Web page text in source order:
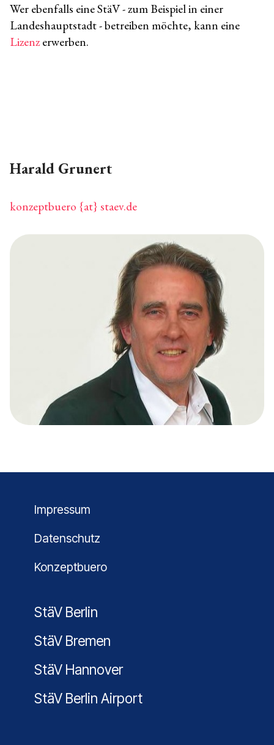
Wer ebenfalls eine StäV - zum Beispiel in einer
Landeshauptstadt - betreiben möchte, kann eine
Lizenzerwerben.
Harald Grunert
konzeptbuero {at} staev.de
Impressum
Datenschutz
Konzeptbuero
StäV Berlin
StäV Bremen
StäV Hannover
StäV Berlin Airport